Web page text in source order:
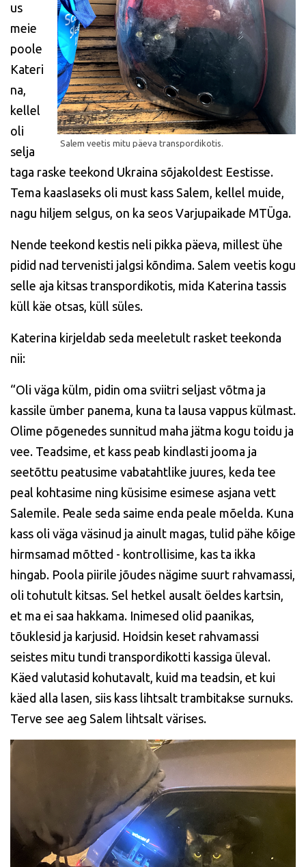
us
meie
poole
Kateri
na,
kellel
oli
selja
taga raske teekond Ukraina sõjakoldest Eestisse.
Tema kaaslaseks oli must kass Salem, kellel muide,
nagu hiljem selgus, on ka seos Varjupaikade MTÜga.
Nende teekond kestis neli pikka päeva, millest ühe
pidid nad tervenisti jalgsi kõndima. Salem veetis kogu
selle aja kitsas transpordikotis, mida Katerina tassis
küll käe otsas, küll süles.
Katerina kirjeldab seda meeletult rasket teekonda
nii:
“Oli väga külm, pidin oma sviitri seljast võtma ja
kassile ümber panema, kuna ta lausa vappus külmast.
Olime põgenedes sunnitud maha jätma kogu toidu ja
vee. Teadsime, et kass peab kindlasti jooma ja
seetõttu peatusime vabatahtlike juures, keda tee
peal kohtasime ning küsisime esimese asjana vett
Salemile. Peale seda saime enda peale mõelda. Kuna
kass oli väga väsinud ja ainult magas, tulid pähe kõige
hirmsamad mõtted - kontrollisime, kas ta ikka
hingab. Poola piirile jõudes nägime suurt rahvamassi,
oli tohutult kitsas. Sel hetkel ausalt öeldes kartsin,
et ma ei saa hakkama. Inimesed olid paanikas,
tõuklesid ja karjusid. Hoidsin keset rahvamassi
seistes mitu tundi transpordikotti kassiga üleval.
Käed valutasid kohutavalt, kuid ma teadsin, et kui
käed alla lasen, siis kass lihtsalt trambitakse surnuks.
Terve see aeg Salem lihtsalt värises.